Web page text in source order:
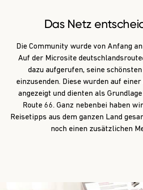
Das Netz
Die Community wurde von Anfang
Auf der Microsite
dazu aufgerufen, seine
einzusenden. Diese wurden auf
angezeigt und dienten als
Route 66. Ganz nebenbei haben
Reisetipps aus dem ganzen Land
noch einen zusätzlichen